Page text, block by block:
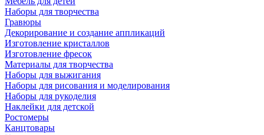
Наборы для творчества
Гравюры
Декорирование и создание аппликаций
Изготовление кристаллов
Изготовление фресок
Материалы для творчества
Наборы для выжигания
Наборы для рисования и моделирования
Наборы для рукоделия
Наклейки для детской
Ростомеры
Канцтовары